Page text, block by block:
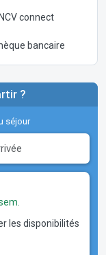
connect
bancaire
?
séjour
les disponibilités